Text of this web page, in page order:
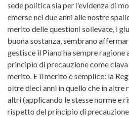
sede politica sia per l’evidenza di
emerse nei due anni alle nostre
merito delle questioni sollevate, i
buona sostanza, sembrano
gestisce il Piano ha sempre ragione
principio di precauzione come
merito. E il merito è semplice: la
oltre dieci anni in quello che in altre
altri (applicando le stesse norme e
rispetto del principio di